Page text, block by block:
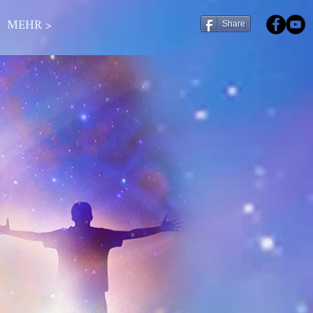
MEHR > Share